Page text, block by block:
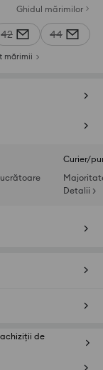
Ghidul mărimilor
42 44
mărimii
Curier/
Detalii >
de